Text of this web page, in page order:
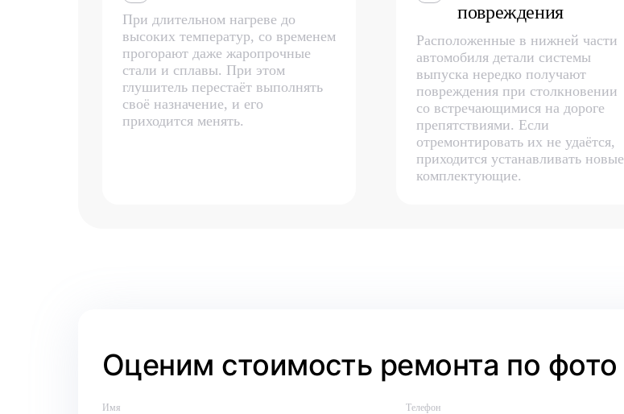
При длительном нагреве до
высоких температур, со временем
прогорают даже жаропрочные
стали и сплавы. При этом
глушитель перестаёт выполнять
своё назначение, и его
приходится менять.
повреждения
Расположенные в нижней части
автомобиля детали системы
выпуска нередко получают
повреждения при столкновении
со встречающимися на дороге
препятствиями. Если
отремонтировать их не удаётся,
приходится устанавливать новые
комплектующие.
Оценим стоимость ремонта по фото
Имя Телефон